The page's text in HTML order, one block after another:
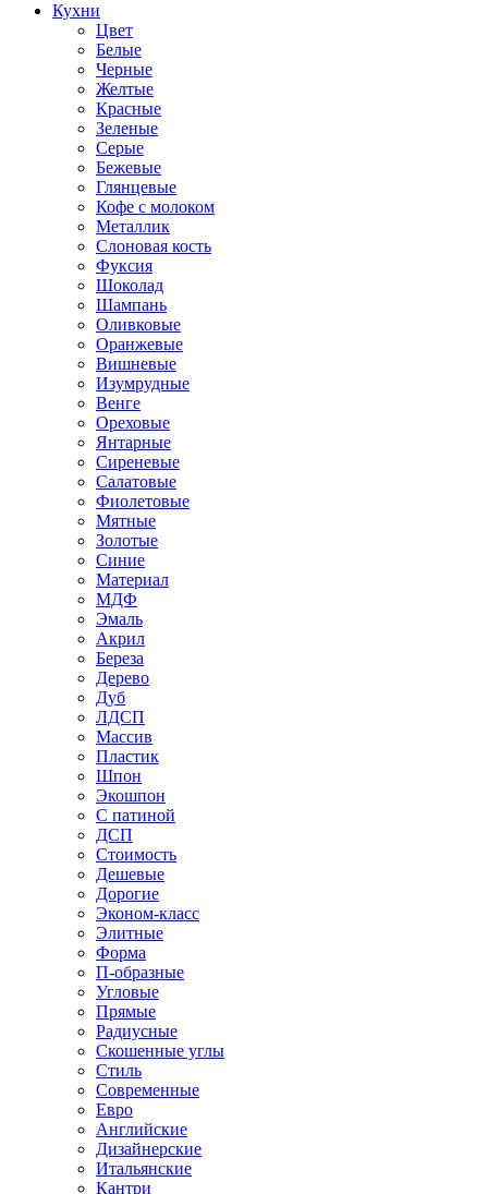
Кухни
Цвет
Белые
Черные
Желтые
Красные
Зеленые
Серые
Бежевые
Глянцевые
Кофе с молоком
Металлик
Слоновая кость
Фуксия
Шоколад
Шампань
Оливковые
Оранжевые
Вишневые
Изумрудные
Венге
Ореховые
Янтарные
Сиреневые
Салатовые
Фиолетовые
Мятные
Золотые
Синие
Материал
МДФ
Эмаль
Акрил
Береза
Дерево
Дуб
ЛДСП
Массив
Пластик
Шпон
Экошпон
С патиной
ДСП
Стоимость
Дешевые
Дорогие
Эконом-класс
Элитные
Форма
П-образные
Угловые
Прямые
Радиусные
Скошенные углы
Стиль
Современные
Евро
Английские
Дизайнерские
Итальянские
Кантри